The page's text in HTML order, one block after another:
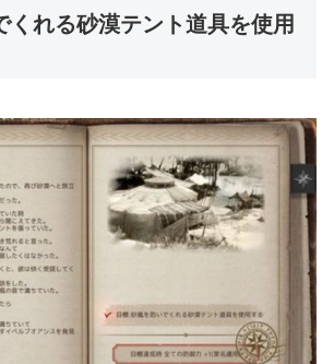
くれる砂漠テント道具を使用